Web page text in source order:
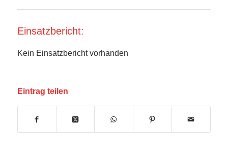
Einsatzbericht:
Kein Einsatzbericht vorhanden
Eintrag teilen